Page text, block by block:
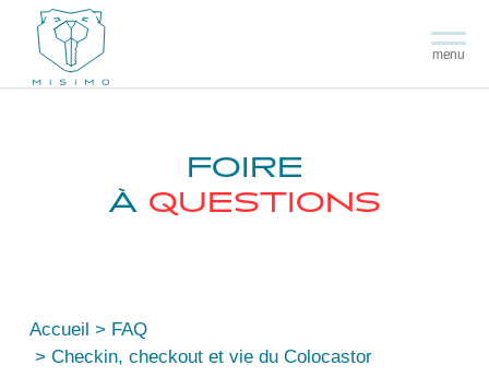
menu
FOIRE
À QUESTIONS
Accueil
FAQ
Checkin, checkout et vie du Colocastor